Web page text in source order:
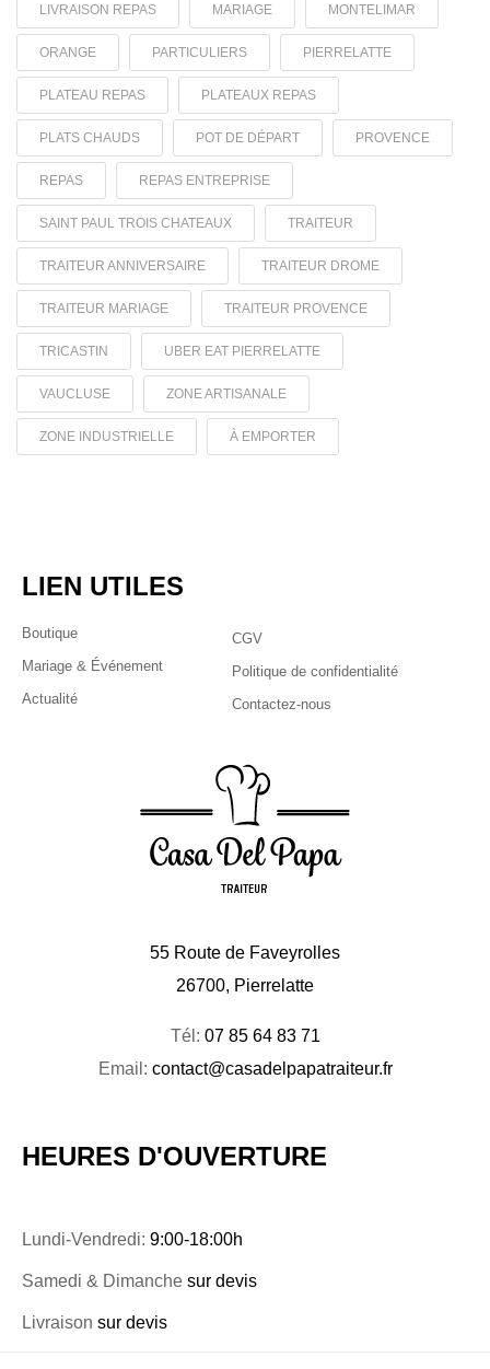
LIVRAISON REPAS MARIAGE MONTELIMAR
ORANGE PARTICULIERS PIERRELATTE
PLATEAU REPAS PLATEAUX REPAS
PLATS CHAUDS POT DE DÉPART PROVENCE
REPAS REPAS ENTREPRISE
SAINT PAUL TROIS CHATEAUX TRAITEUR
TRAITEUR ANNIVERSAIRE TRAITEUR DROME
TRAITEUR MARIAGE TRAITEUR PROVENCE
TRICASTIN UBER EAT PIERRELATTE
VAUCLUSE ZONE ARTISANALE
ZONE INDUSTRIELLE À EMPORTER
LIEN UTILES
Boutique
Mariage & Événement
Actualité
CGV
Politique de confidentialité
Contactez-nous
55 Route de Faveyrolles
26700, Pierrelatte
Tél: 07 85 64 83 71
Email: contact@casadelpapatraiteur.fr
HEURES D'OUVERTURE
Lundi-Vendredi: 9:00-18:00h
Samedi & Dimanche sur devis
Livraison sur devis